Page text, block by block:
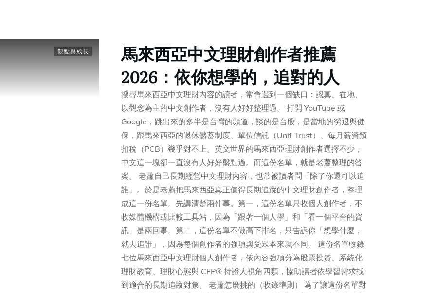
觀點與成長
馬來西亞中文理財創作者推薦
2026：依你想學的，追對的人
搜尋馬來西亞中文理財內容的讀者，常會遇到一個缺口：認真、在地、
以觀念為主的中文創作者，沒有人好好整理過。 打開 YouTube 或
Google，跳出來的多半是台灣的頻道，談的是台股，是當地的勞退與健
保，跟馬來西亞的退休儲蓄制度、單位信託（Unit Trust）、每月薪資預
扣稅（PCB）幾乎對不上。英文世界的馬來西亞理財創作者選擇不少，
中文這一塊卻一直沒有人好好盤點過。而這份名單，就是老蕭整理的答
案。 老蕭自己長期經營中文理財內容，也常被讀者問「除了你還可以追
誰」。於是老蕭把馬來西亞真正值得長期追蹤的中文理財創作者，整理
成這一份名單。先講清楚兩件事。第一，這份名單只收個人創作者，不
收媒體機構或比較工具站，因為「跟著一個人學」和「看一個平台的資
訊」是兩回事。第二，這份名單不做高下排名，只告訴你「想學什麼，
就去追誰」，因為每個創作者的強項與受眾本來就不同。 這份名單收錄
七位馬來西亞中文理財個人創作者，依內容強項分為股票投資、系統化
理財教育、理財心態與 CFP® 持證人視角四類，協助讀者依學習需求找
到適合的長期追蹤對象。 老蕭怎麼挑的（收錄準則） 為了讓這份名單對